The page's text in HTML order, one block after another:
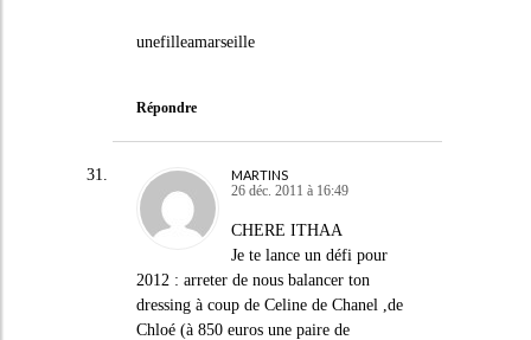
unefilleamarseille
Répondre
MARTINS
26 déc. 2011 à 16:49
CHERE ITHAA
Je te lance un défi pour
2012 : arreter de nous balancer ton
dressing à coup de Celine de Chanel ,de
Chloé (à 850 euros une paire de